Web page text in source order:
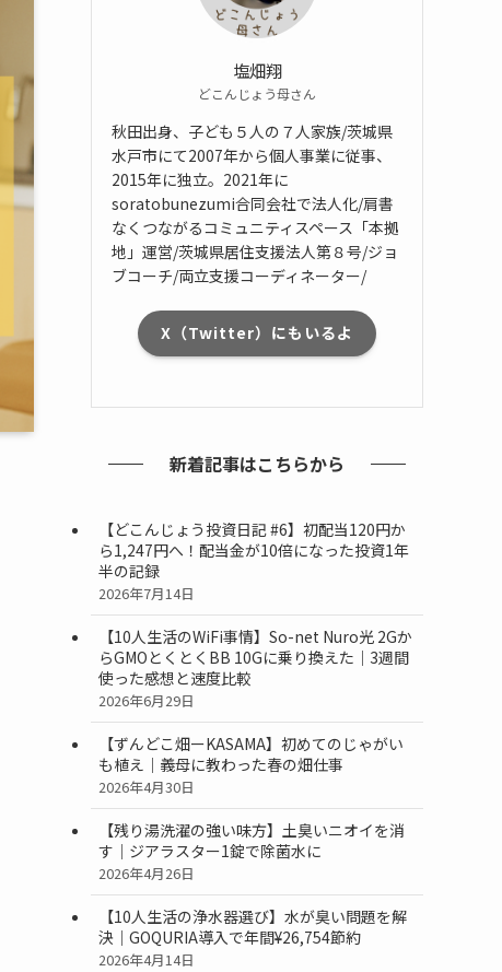
塩畑翔
どこんじょう母さん
秋田出身、子ども５人の７人家族/茨城県
水戸市にて2007年から個人事業に従事、
2015年に独立。2021年に
soratobunezumi合同会社で法人化/肩書
なくつながるコミュニティスペース「本拠
地」運営/茨城県居住支援法人第８号/ジョ
ブコーチ/両立支援コーディネーター/
X（Twitter）にもいるよ
新着記事はこちらから
【どこんじょう投資日記 #6】初配当120円か
ら1,247円へ！配当金が10倍になった投資1年
半の記録
2026年7月14日
【10人生活のWiFi事情】So-net Nuro光 2Gか
らGMOとくとくBB 10Gに乗り換えた｜3週間
使った感想と速度比較
2026年6月29日
【ずんどこ畑ーKASAMA】初めてのじゃがい
も植え｜義母に教わった春の畑仕事
2026年4月30日
【残り湯洗濯の強い味方】土臭いニオイを消
す｜ジアラスター1錠で除菌水に
2026年4月26日
【10人生活の浄水器選び】水が臭い問題を解
決｜GOQURIA導入で年間¥26,754節約
2026年4月14日